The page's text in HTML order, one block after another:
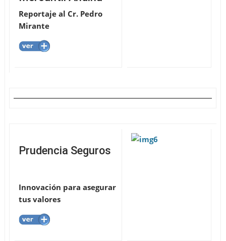
Reportaje al Cr. Pedro
Mirante
Prudencia Seguros
Innovación para asegurar
tus valores